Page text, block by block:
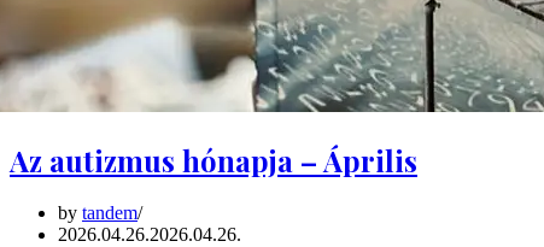
Az autizmus hónapja – Április
by tandem
2026.04.26.2026.04.26.